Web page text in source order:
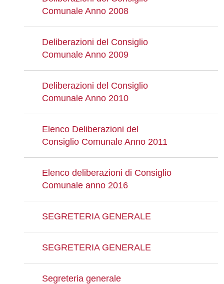
Comunale Anno 2008
Deliberazioni del Consiglio
Comunale Anno 2009
Deliberazioni del Consiglio
Comunale Anno 2010
Elenco Deliberazioni del
Consiglio Comunale Anno 2011
Elenco deliberazioni di Consiglio
Comunale anno 2016
SEGRETERIA GENERALE
SEGRETERIA GENERALE
Segreteria generale